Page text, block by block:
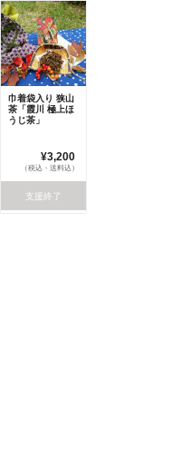
巾着袋入り 狭山
茶「霞川 極上ほ
うじ茶」
¥3,200
（税込・送料込）
支援終了